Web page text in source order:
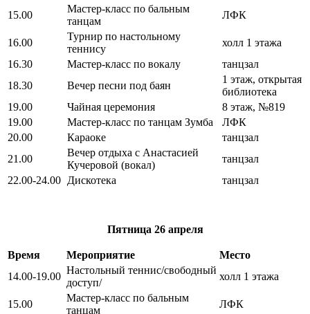
15.00
Мастер-класс по бальным
танцам
ЛФК
16.00
Турнир по настольному
теннису
холл 1 этажа
16.30
Мастер-класс по вокалу
танцзал
18.30
Вечер песни под баян
1 этаж, открытая
библиотека
19.00
Чайная церемония
8 этаж, №819
19.00
Мастер-класс по танцам Зумба
ЛФК
20.00
Караоке
танцзал
21.00
Вечер отдыха с Анастасией
Кучеровой (вокал)
танцзал
22.00-24.00 Дискотека танцзал
Пятница 26 апреля
Время Мероприятие
Место
14.00-19.00
Настольный теннис/свободный
доступ/
холл 1 этажа
15.00
Мастер-класс по бальным
танцам
ЛФК